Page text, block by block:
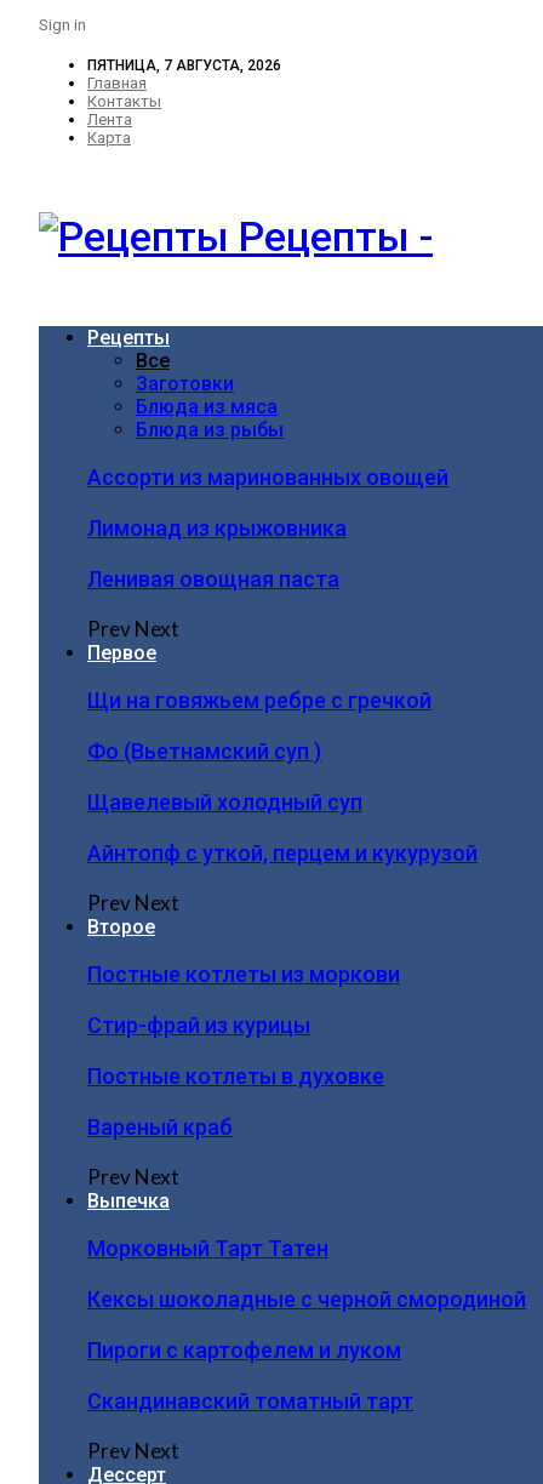
Sign in
ПЯТНИЦА, 7 АВГУСТА, 2026
Главная
Контакты
Лента
Карта
Рецепты -
Рецепты
Все
Заготовки
Блюда из мяса
Блюда из рыбы
Ассорти из маринованных овощей
Лимонад из крыжовника
Ленивая овощная паста
PrevNext
Первое
Щи на говяжьем ребре с гречкой
Фо (Вьетнамский суп )
Щавелевый холодный суп
Айнтопф с уткой, перцем и кукурузой
PrevNext
Второе
Постные котлеты из моркови
Стир-фрай из курицы
Постные котлеты в духовке
Вареный краб
PrevNext
Выпечка
Морковный Тарт Татен
Кексы шоколадные с черной смородиной
Пироги c картофелем и луком
Скандинавский томатный тарт
PrevNext
Дессерт